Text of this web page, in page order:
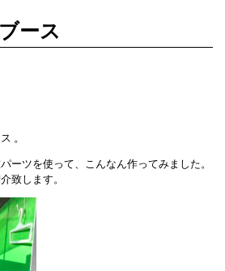
ース
。
ーツを使って、こんなん作ってみました。
致します。